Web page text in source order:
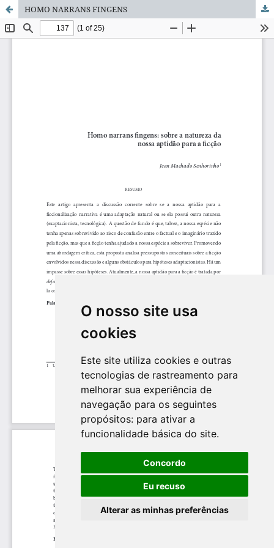
O nosso site usa
cookies
Este site utiliza cookies e outras
tecnologias de rastreamento para
melhorar sua experiência de
navegação para os seguintes
propósitos: para ativar a
funcionalidade básica do site.
Concordo
Eu recuso
Alterar as minhas preferências
HOMO NARRANS FINGENS